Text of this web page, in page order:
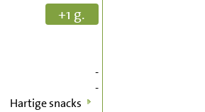
+1 g.
-
-
Hartige snacks